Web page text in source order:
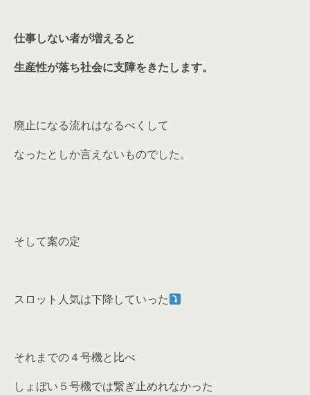
仕事しない者が増えると
生産性が落ち社会に支障をきたします。
廃止になる流れはなるべくして
なったとしか言えないものでした。
そして案の定
スロット人気は下降していった
それまでの４号機と比べ
しょぼい５号機では繋ぎ止めれなかった